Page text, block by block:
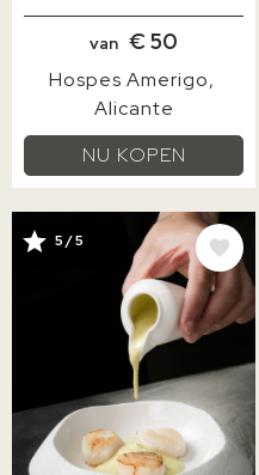
van € 50
Hospes Amerigo
Alicante
NU KOPEN
AFBEELDING
5 / 5